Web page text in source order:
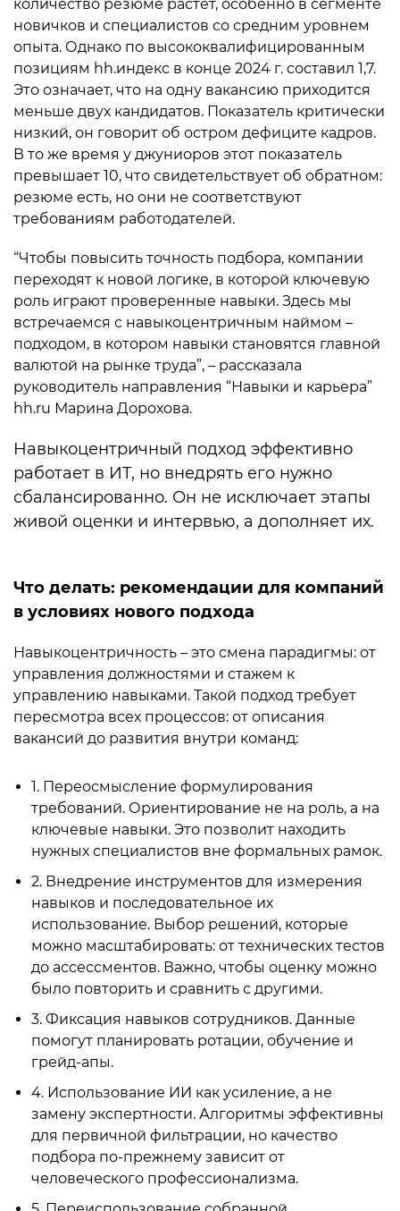
количество резюме растет, особенно в сегменте
новичков и специалистов со средним уровнем
опыта. Однако по высококвалифицированным
позициям hh.индекс в конце 2024 г. составил 1,7.
Это означает, что на одну вакансию приходится
меньше двух кандидатов. Показатель критически
низкий, он говорит об остром дефиците кадров.
В то же время у джуниоров этот показатель
превышает 10, что свидетельствует об обратном:
резюме есть, но они не соответствуют
требованиям работодателей.
“Чтобы повысить точность подбора, компании
переходят к новой логике, в которой ключевую
роль играют проверенные навыки. Здесь мы
встречаемся с навыкоцентричным наймом –
подходом, в котором навыки становятся главной
валютой на рынке труда”, – рассказала
руководитель направления “Навыки и карьера”
hh.ru Марина Дорохова.
Навыкоцентричный подход эффективно
работает в ИТ, но внедрять его нужно
сбалансированно. Он не исключает этапы
живой оценки и интервью, а дополняет их.
Что делать: рекомендации для компаний
в условиях нового подхода
Навыкоцентричность – это смена парадигмы: от
управления должностями и стажем к
управлению навыками. Такой подход требует
пересмотра всех процессов: от описания
вакансий до развития внутри команд:
1. Переосмысление формулирования
требований. Ориентирование не на роль, а на
ключевые навыки. Это позволит находить
нужных специалистов вне формальных рамок.
2. Внедрение инструментов для измерения
навыков и последовательное их
использование. Выбор решений, которые
можно масштабировать: от технических тестов
до ассессментов. Важно, чтобы оценку можно
было повторить и сравнить с другими.
3. Фиксация навыков сотрудников. Данные
помогут планировать ротации, обучение и
грейд-апы.
4. Использование ИИ как усиление, а не
замену экспертности. Алгоритмы эффективны
для первичной фильтрации, но качество
подбора по-прежнему зависит от
человеческого профессионализма.